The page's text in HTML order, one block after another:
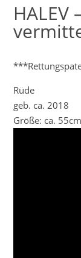
HALEV
Rüde
geb. ca. 2018
Größe: ca. 55cm